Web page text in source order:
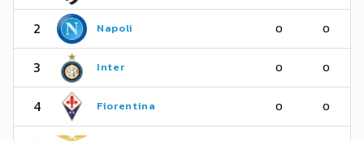
2 Napoli 0 0
3 Inter 0 0
4 Fiorentina 0 0